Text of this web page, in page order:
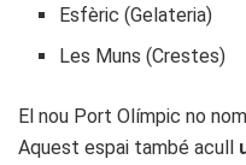
Esfèric (Gelateria)
Les Muns (Crestes)
El nou Port Olímpic no
Aquest espai també acull